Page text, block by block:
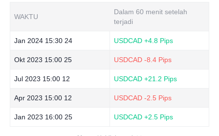
WAKTU
Dalam 60 menit setelah
terjadi
Jan 2024 15:30 24 USDCAD +4.8 Pips
Okt 2023 15:00 25 USDCAD -8.4 Pips
Jul 2023 15:00 12 USDCAD +21.2 Pips
Apr 2023 15:00 12 USDCAD -2.5 Pips
Jan 2023 16:00 25 USDCAD +2.5 Pips